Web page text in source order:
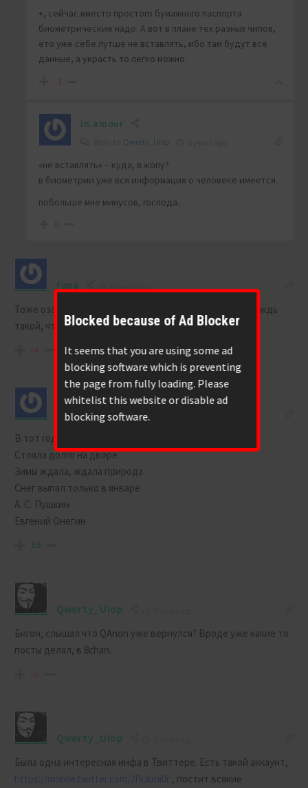
Blocked because of Ad Blocker
It seems that you are using some ad
blocking software which is preventing
the page from fully loading. Please
whitelist this website or disable ad
blocking software.
+, сейчас вместо простого бумажного паспорта
биометрические надо. А вот в плане тех разных чипов,
ето уже себе лутше не вставлять, ибо там будут все
данные, а украсть то легко можно.
-3
in.amour
Qwerty_Uiop
«не вставлять» – куда, в жопу?
в биометрии уже вся информация о человеке имеется.
побольше мне минусов, господа.
fima
Тоже озадачен жарой и дождями, вернее Дождем. Дождь
такой, что шифер влажный с нижней стороны.
Laraperl 6 years ago
В тот год ненастная погода
Стояла долго на дворе
Зимы ждала, ждала природа
Снег выпал только в январе
А. С. Пушкин
Евгений Онегин
16
Qwerty_Uiop
Бигон, слышал что QAnon уже вернулся? Вроде уже какие то
посты делал, в 8chan.
Qwerty_Uiop
Была одна интересная инфа в Твиттере. Есть такой аккаунт,
https://mobile.twitter.com/JfkJuni0r , постит всякие